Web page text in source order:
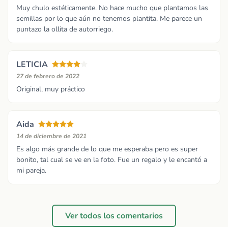
Muy chulo estéticamente. No hace mucho que plantamos las
semillas por lo que aún no tenemos plantita. Me parece un
puntazo la ollita de autorriego.
LETICIA
27 de febrero de 2022
Original, muy práctico
Aida
14 de diciembre de 2021
Es algo más grande de lo que me esperaba pero es super
bonito, tal cual se ve en la foto. Fue un regalo y le encantó a
mi pareja.
Ver todos los comentarios